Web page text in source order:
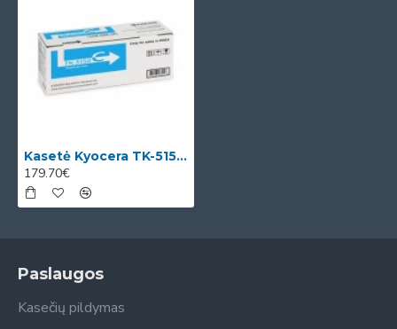
Kasetė Kyocera TK-5150 C OEM
179.70€
Paslaugos
Kasečių pildymas